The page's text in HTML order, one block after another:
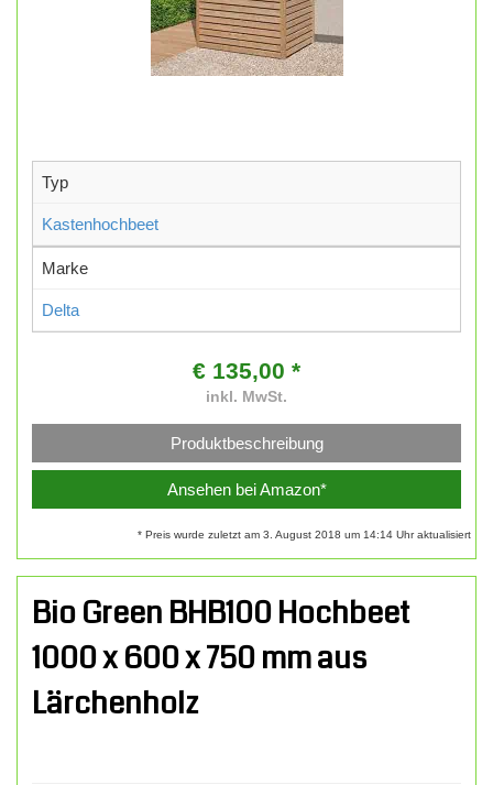
Typ
Kastenhochbeet
Marke
Delta
€ 135,00 *
inkl. MwSt.
Produktbeschreibung
Ansehen bei Amazon*
* Preis wurde zuletzt am 3. August 2018 um 14:14 Uhr aktualisiert
Bio Green BHB100 Hochbeet
1000 x 600 x 750 mm aus
Lärchenholz